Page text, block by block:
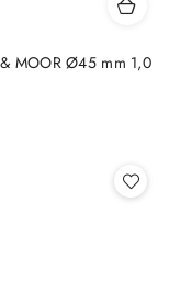
MOOR Ø45 mm 1,0